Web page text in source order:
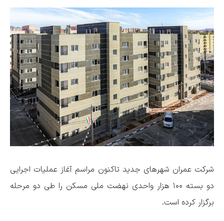
شرکت عمران شهرهای جدید تاکنون مراسم آغاز عملیات اجرایی
دو بسته ۱۰۰ هزار واحدی نهضت ملی مسکن را طی دو مرحله
برگزار کرده است.